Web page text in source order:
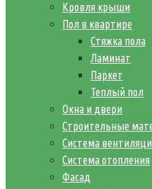
Кровля крыши
Пол в квартире
Стяжка пола
Ламинат
Паркет
Теплый пол
Окна и двери
Строительные
Система
Система отопления
Фасад